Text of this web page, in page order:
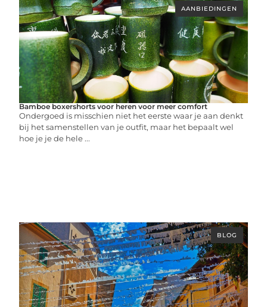
AANBIEDINGEN
Bamboe boxershorts voor heren voor meer comfort
Ondergoed is misschien niet het eerste waar je aan denkt
bij het samenstellen van je outfit, maar het bepaalt wel
hoe je je de hele ...
BLOG